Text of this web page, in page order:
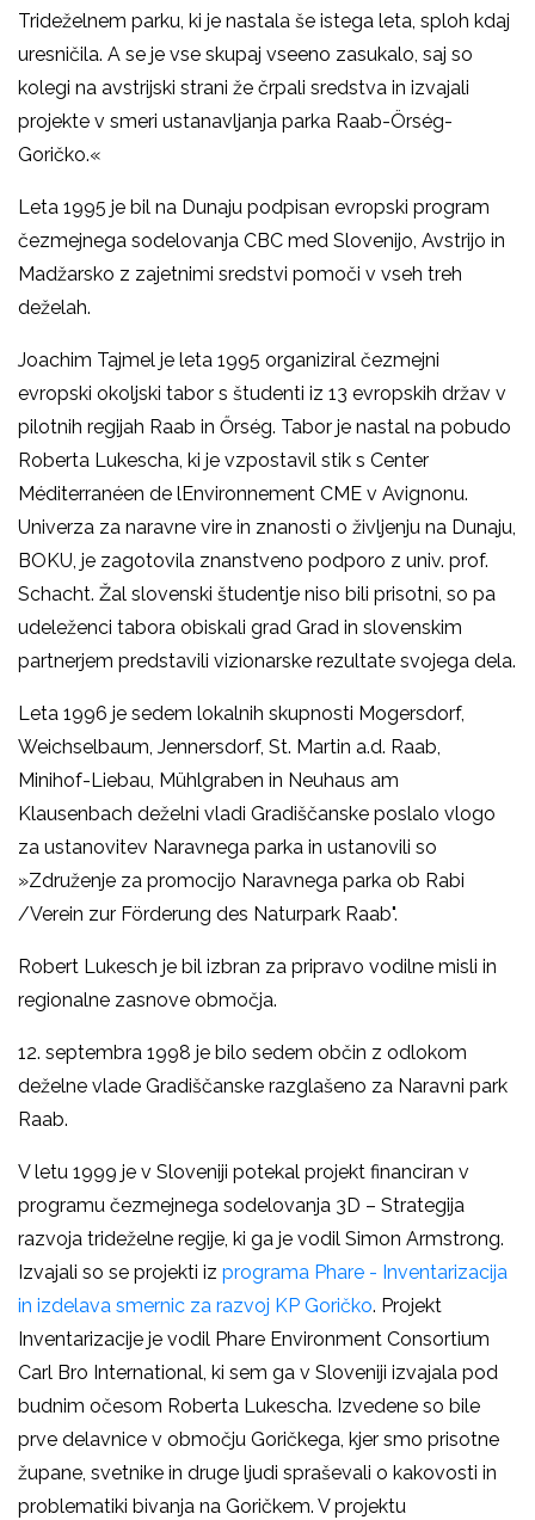
Trideželnem parku, ki je nastala še istega leta, sploh kdaj
uresničila. A se je vse skupaj vseeno zasukalo, saj so
kolegi na avstrijski strani že črpali sredstva in izvajali
projekte v smeri ustanavljanja parka Raab-Örség-
Goričko.«
Leta 1995 je bil na Dunaju podpisan evropski program
čezmejnega sodelovanja CBC med Slovenijo, Avstrijo in
Madžarsko z zajetnimi sredstvi pomoči v vseh treh
deželah.
Joachim Tajmel je leta 1995 organiziral čezmejni
evropski okoljski tabor s študenti iz 13 evropskih držav v
pilotnih regijah Raab in Őrség. Tabor je nastal na pobudo
Roberta Lukescha, ki je vzpostavil stik s Center
Méditerranéen de lEnvironnement CME v Avignonu.
Univerza za naravne vire in znanosti o življenju na Dunaju,
BOKU, je zagotovila znanstveno podporo z univ. prof.
Schacht. Žal slovenski študentje niso bili prisotni, so pa
udeleženci tabora obiskali grad Grad in slovenskim
partnerjem predstavili vizionarske rezultate svojega dela.
Leta 1996 je sedem lokalnih skupnosti Mogersdorf,
Weichselbaum, Jennersdorf, St. Martin a.d. Raab,
Minihof-Liebau, Mühlgraben in Neuhaus am
Klausenbach deželni vladi Gradiščanske poslalo vlogo
za ustanovitev Naravnega parka in ustanovili so
»Združenje za promocijo Naravnega parka ob Rabi
/Verein zur Förderung des Naturpark Raab".
Robert Lukesch je bil izbran za pripravo vodilne misli in
regionalne zasnove območja.
12. septembra 1998 je bilo sedem občin z odlokom
deželne vlade Gradiščanske razglašeno za Naravni park
Raab.
V letu 1999 je v Sloveniji potekal projekt financiran v
programu čezmejnega sodelovanja 3D – Strategija
razvoja trideželne regije, ki ga je vodil Simon Armstrong.
Izvajali so se projekti iz programa Phare - Inventarizacija
in izdelava smernic za razvoj KP Goričko. Projekt
Inventarizacije je vodil Phare Environment Consortium
Carl Bro International, ki sem ga v Sloveniji izvajala pod
budnim očesom Roberta Lukescha. Izvedene so bile
prve delavnice v območju Goričkega, kjer smo prisotne
župane, svetnike in druge ljudi spraševali o kakovosti in
problematiki bivanja na Goričkem. V projektu